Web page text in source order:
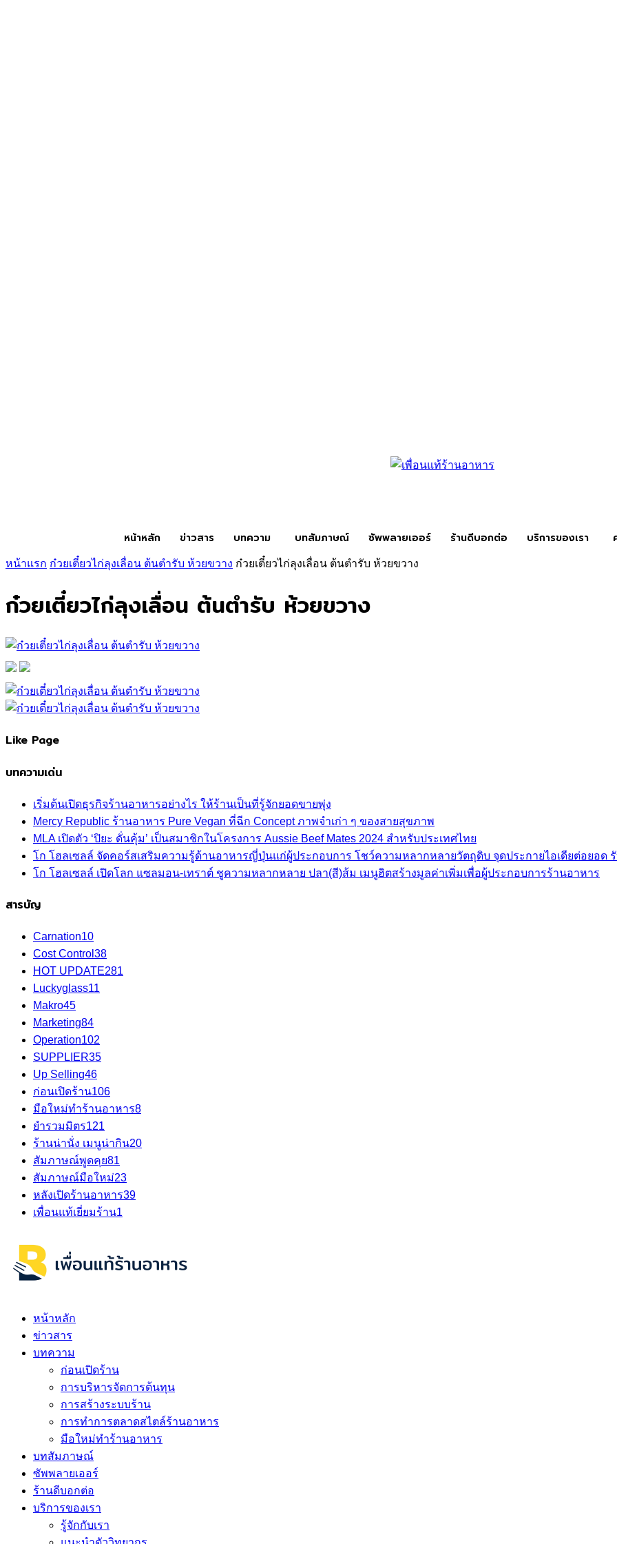
หน้าหลัก ข่าวสาร บทความ บทสัมภาษณ์ ซัพพลายเออร์ ร้านดีบอกต่อ บริการของเรา
หน้าแรก ก๋วยเตี๋ยวไก่ลุงเลื่อน ต้นตำรับ ห้วยขวาง ก๋วยเตี๋ยวไก่ลุงเลื่อน ต้นตำรับ ห้วยขวาง
ก๋วยเตี๋ยวไก่ลุงเลื่อน ต้นตำรับ ห้วยขวาง
Like Page
บทความเด่น
เริ่มต้นเปิดธุรกิจร้านอาหารอย่างไร ให้ร้านเป็นที่รู้จักยอดขายพุ่ง
Mercy Republic ร้านอาหาร Pure Vegan ที่ฉีก Concept ภาพจำเก่า ๆ ของสายสุขภาพ
MLA เปิดตัว ‘ปิยะ ดั่นคุ้ม’ เป็นสมาชิกในโครงการ Aussie Beef Mates 2024 สำหรับประเทศไทย
โก โฮลเซลล์ จัดคอร์สเสริมความรู้ด้านอาหารญี่ปุ่นแก่ผู้ประกอบการ โชว์ความหลากหลายวัตถุดิบ จุดประกายไอเดียต่อยอด
โก โฮลเซลล์ เปิดโลก แซลมอน-เทราต์ ชูความหลากหลาย ปลา(สี)ส้ม เมนูฮิตสร้างมูลค่าเพิ่มเพื่อผู้ประกอบการร้านอาหาร
สารบัญ
Carnation10
Cost Control 38
HOT UPDATE281
Luckyglass11
Makro45
Marketing84
Operation102
SUPPLIER35
Up Selling46
ก่อนเปิดร้าน106
มือใหม่ทำร้านอาหาร8
ยำรวมมิตร121
ร้านน่านั่ง เมนูน่ากิน20
สัมภาษณ์พูดคุย81
สัมภาษณ์มือใหม่23
หลังเปิดร้านอาหาร39
เพื่อนแท้เยี่ยมร้าน1
หน้าหลัก
ข่าวสาร
บทความ
ก่อนเปิดร้าน
การบริหารจัดการต้นทุน
การสร้างระบบร้าน
การทำการตลาดสไตล์ร้านอาหาร
มือใหม่ทำร้านอาหาร
บทสัมภาษณ์
ซัพพลายเออร์
ร้านดีบอกต่อ
บริการของเรา
รู้จักกับเรา